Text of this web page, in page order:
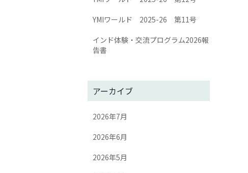
YMIワールド 2025-26 第11号
インド体験・交流プログラム2026報
告書
アーカイブ
2026年7月
2026年6月
2026年5月